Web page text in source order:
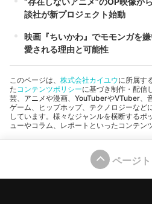
談社が新プロジェクト始動
映画『ちいかわ』でモモンガを
愛される理由と可能性
このページは、 株式会社カイユウに所属す
たコンテンツポリシーに基づき制作・配信
芸、アニメや漫画、YouTuberやVTuber、
ゲーム、ヒップホップ、テクノロジーなど
しています。様々なジャンルを横断するポ
ューやコラム、レポートといったコンテン
ページ